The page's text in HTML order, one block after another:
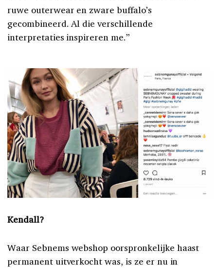
ruwe outerwear en zware buffalo’s
gecombineerd. Al die verschillende
interpretaties inspireren me.”
Kendall?
Waar Sebnems webshop oorspronkelijke haast
permanent uitverkocht was, is ze er nu in